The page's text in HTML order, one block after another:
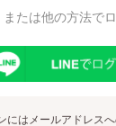
または他の方法で
にはメールアドレス